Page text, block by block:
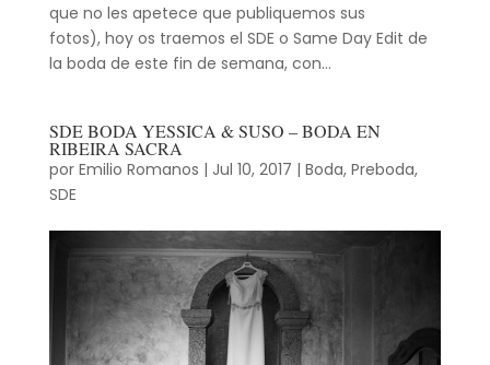
que no les apetece que publiquemos sus
fotos), hoy os traemos el SDE o Same Day Edit de
la boda de este fin de semana, con...
SDE BODA YESSICA & SUSO – BODA EN
RIBEIRA SACRA
por Emilio Romanos | Jul 10, 2017 | Boda, Preboda,
SDE